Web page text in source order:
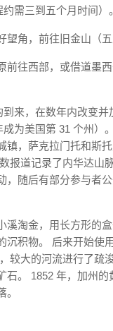
需三到五个月时间）。
望角，前往旧金山（五
前往西部，或借道墨
到来，在数年内改变
成为美国第 31 个州）
镇，萨克拉门托和斯
报道记录了内华达山
，随后有部分参与者
溪淘金，用长方形的
沉积物。 后来开始使
较大的河流进行了疏
石。 1852 年，加州的